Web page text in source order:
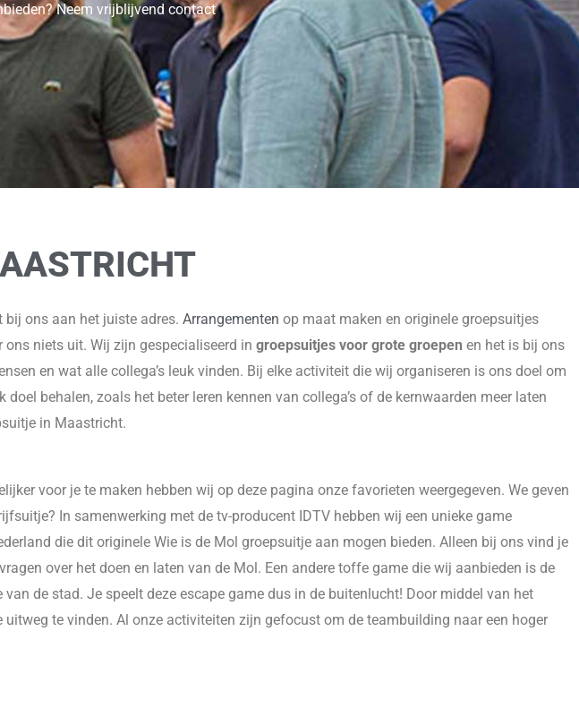
Neem vrijblijvend contact
bij ons aan het juiste adres. Arrangementen op maat maken en originele groepsuitjes
niets uit. Wij zijn gespecialiseerd in groepsuitjes voor grote groepen en het is bij ons
en wat alle collega’s leuk vinden. Bij elke activiteit die wij organiseren is ons doel om
behalen, zoals het beter leren kennen van collega’s of de kernwaarden meer laten
in Maastricht.
voor je te maken hebben wij op deze pagina onze favorieten weergegeven. We geven
In samenwerking met de tv-producent IDTV hebben wij een unieke game
die dit originele Wie is de Mol groepsuitje aan mogen bieden. Alleen bij ons vind je
over het doen en laten van de Mol. Een andere toffe game die wij aanbieden is de
de stad. Je speelt deze escape game dus in de buitenlucht! Door middel van het
te vinden. Al onze activiteiten zijn gefocust om de teambuilding naar een hoger